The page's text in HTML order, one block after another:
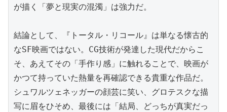
が描く「夢と現実の混濁」は強力だ。
結論として、『トータル・リコール』は単なる懐古的
なSF映画ではない。CG技術が発達した現代だからこ
そ、あえてその「手作り感」に触れることで、映画が
かつて持っていた熱量を再確認できる貴重な作品だ。
シュワルツェネッガーの顔芸に笑い、グロテスクな描
写に眉をひそめ、最後には「結局、どっちが真実だっ